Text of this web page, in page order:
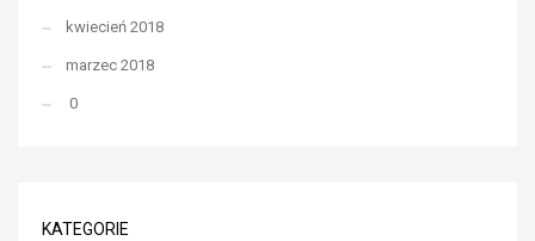
kwiecień 2018
marzec 2018
0
KATEGORIE